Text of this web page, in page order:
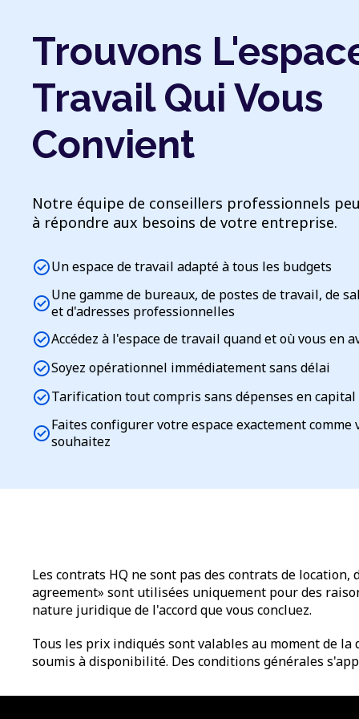
Trouvons
Travail Qui Vous
Convient
Notre équipe de conseillers professionnels
à répondre aux besoins de votre entreprise.
check_circleUn espace de travail adapté à tous les budgets
check_circleUne gamme de bureaux, de postes de travail, de
et d'adresses professionnelles
check_circleAccédez à l'espace de travail quand et où vous en
check_circleSoyez opérationnel immédiatement sans délai
check_circleTarification tout compris sans dépenses en capital
check_circleFaites configurer votre espace exactement comme
souhaitez
Les contrats HQ ne sont pas des contrats de
agreement» sont utilisées uniquement pour des
nature juridique de l'accord que vous concluez.
Tous les prix indiqués sont valables au moment de
soumis à disponibilité. Des conditions générales